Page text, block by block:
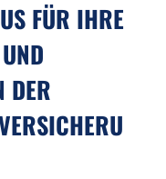
FÜR IHRE
DER